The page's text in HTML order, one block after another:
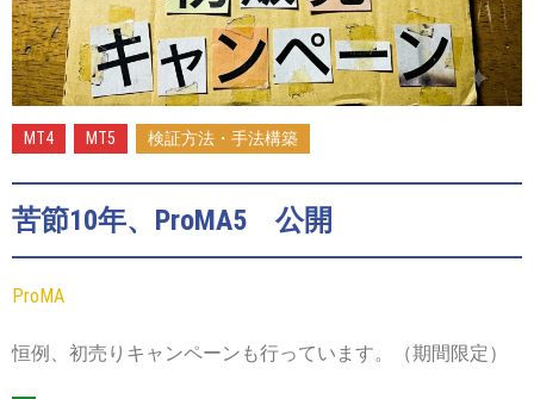
07-
01
MT4 MT5 検証方法・手法構築
苦節10年、ProMA5 公開
ProMA
恒例、初売りキャンペーンも行っています。（期間限定）